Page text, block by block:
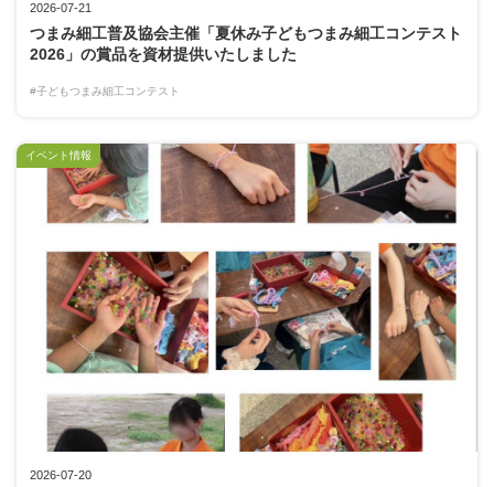
2026-07-21
つまみ細工普及協会主催「夏休み子どもつまみ細工コンテスト
2026」の賞品を資材提供いたしました
#子どもつまみ細工コンテスト
2026-07-20
イベント情報